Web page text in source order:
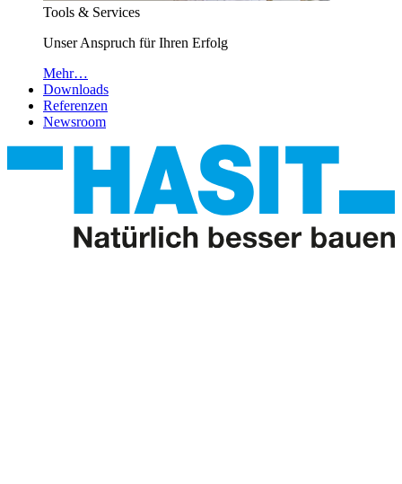
Tools & Services
Unser Anspruch für Ihren Erfolg
Mehr…
Downloads
Referenzen
Newsroom